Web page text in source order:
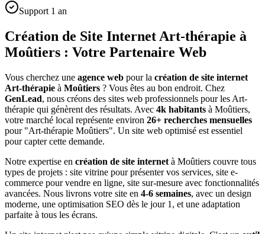
Support 1 an
Création de Site Internet Art-thérapie à
Moûtiers : Votre Partenaire Web
Vous cherchez une agence web pour la création de site internet
Art-thérapie à Moûtiers ? Vous êtes au bon endroit. Chez
GenLead, nous créons des sites web professionnels pour les Art-
thérapie qui génèrent des résultats. Avec 4k habitants à Moûtiers,
votre marché local représente environ 26+ recherches mensuelles
pour "Art-thérapie Moûtiers". Un site web optimisé est essentiel
pour capter cette demande.
Notre expertise en création de site internet à Moûtiers couvre tous
types de projets : site vitrine pour présenter vos services, site e-
commerce pour vendre en ligne, site sur-mesure avec fonctionnalités
avancées. Nous livrons votre site en 4-6 semaines, avec un design
moderne, une optimisation SEO dès le jour 1, et une adaptation
parfaite à tous les écrans.